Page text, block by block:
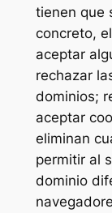
tienen que
concreto,
aceptar
rechazar
dominios;
aceptar
eliminan
permitir al
dominio